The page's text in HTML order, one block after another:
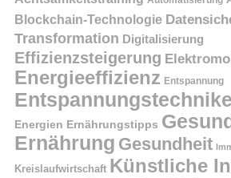
Blockchain-Technologie
Transformation Digitalisierung
Effizienzsteigerung
Energieeffizienz Entspannung
Energien Ernährungstipps
Ernährung Gesundheit
Kreislaufwirtschaft Künstliche